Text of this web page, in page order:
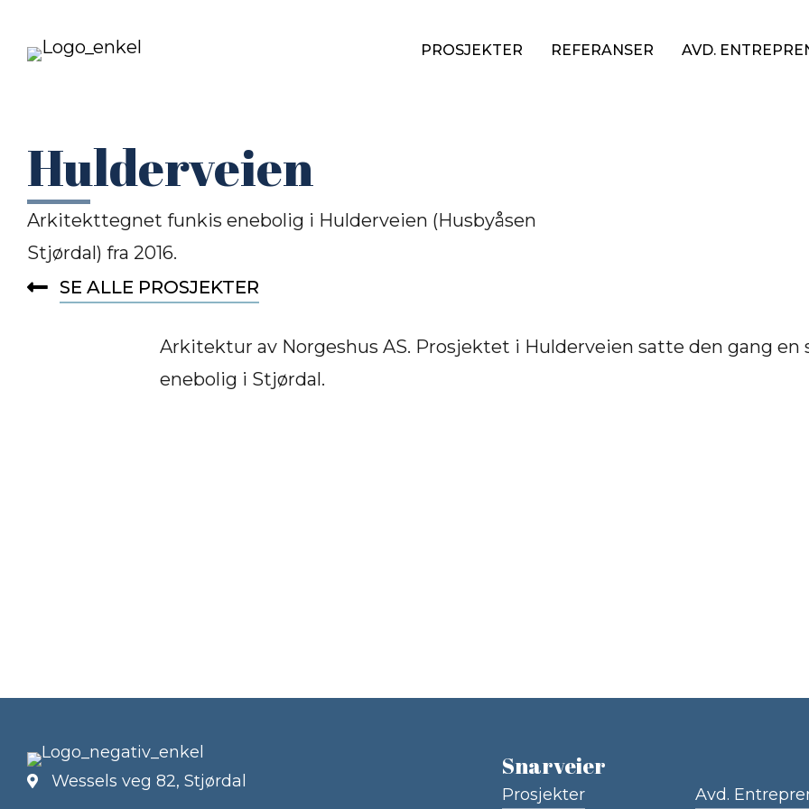
PROSJEKTER REFERANSER AVD.
Hulderveien
Arkitekttegnet funkis enebolig i Hulderveien (Husbyåsen
Stjørdal) fra 2016.
SE ALLE PROSJEKTER
Arkitektur av Norgeshus AS. Prosjektet i Hulderveien satte den gang
enebolig i Stjørdal.
Wessels veg 82, Stjørdal
Snarveier
Prosjekter Avd.